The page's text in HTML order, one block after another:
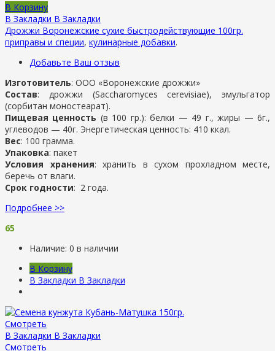
В Корзину
В Закладки В Закладки
Дрожжи Воронежские сухие быстродействующие 100гр.
приправы и специи, кулинарные добавки.
Добавьте Ваш отзыв
Изготовитель: ООО «Воронежские дрожжи»
Состав: дрожжи (Saccharomyces cerevisiae), эмульгатор
(сорбитан моностеарат).
Пищевая ценность (в 100 гр.): белки — 49 г., жиры — 6г.,
углеводов — 40г. Энергетическая ценность: 410 ккал.
Вес: 100 грамма.
Упаковка: пакет
Условия хранения: хранить в сухом прохладном месте,
беречь от влаги.
Срок годности: 2 года.
Подробнее >>
65
Наличие: 0 в наличии
В Корзину
В Закладки В Закладки
Смотреть
В Закладки В Закладки
Смотреть